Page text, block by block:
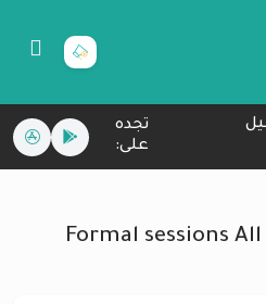
تجده
على:
Formal sessions